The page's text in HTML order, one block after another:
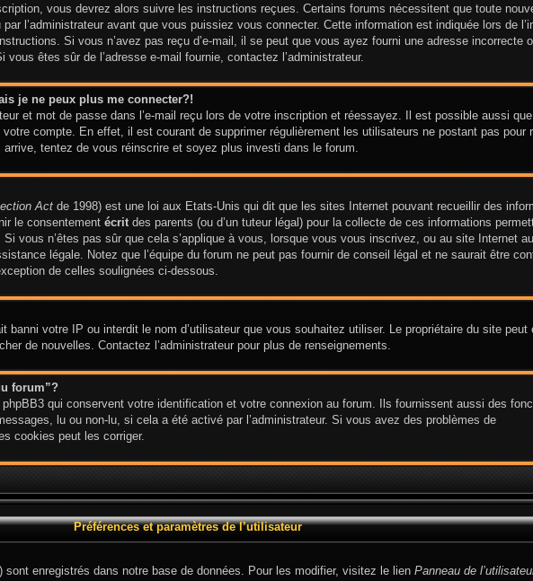
vous devrez alors suivre les instructions reçues. Certains forums nécessitent que toute
l’administrateur avant que vous puissiez vous connecter. Cette information est indiquée lors de
Si vous n’avez pas reçu d’e-mail, il se peut que vous ayez fourni une adresse incorrecte
êtes sûr de l’adresse e-mail fournie, contactez l’administrateur.
je ne peux plus me connecter?!
et mot de passe dans l’e-mail reçu lors de votre inscription et réessayez. Il est possible aussi que
votre compte. En effet, il est courant de supprimer régulièrement les utilisateurs ne postant pas pour
tentez de vous réinscrire et soyez plus investi dans le forum.
Act de 1998) est une loi aux Etats-Unis qui dit que les sites Internet pouvant recueillir des
le consentement écritdes parents (ou d’un tuteur légal) pour la collecte de ces informations
vous n’êtes pas sûr que cela s’applique à vous, lorsque vous vous inscrivez, ou au site Internet
légale. Notez que l’équipe du forum ne peut pas fournir de conseil légal et ne saurait être
de celles soulignées ci-dessous.
banni votre IP ou interdit le nom d’utilisateur que vous souhaitez utiliser. Le propriétaire du site peut
de nouvelles. Contactez l’administrateur pour plus de renseignements.
forum”?
qui conservent votre identification et votre connexion au forum. Ils fournissent aussi des
lu ou non-lu, si cela a été activé par l’administrateur. Si vous avez des problèmes de
cookies peut les corriger.
Préférences et paramètres de l’utilisateur
enregistrés dans notre base de données. Pour les modifier, visitez le lien Panneau de